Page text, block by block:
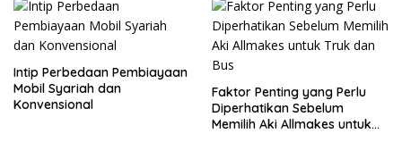
Intip Perbedaan Pembiayaan
Mobil Syariah dan
Konvensional
Faktor Penting yang Perlu
Diperhatikan Sebelum
Memilih Aki Allmakes untuk